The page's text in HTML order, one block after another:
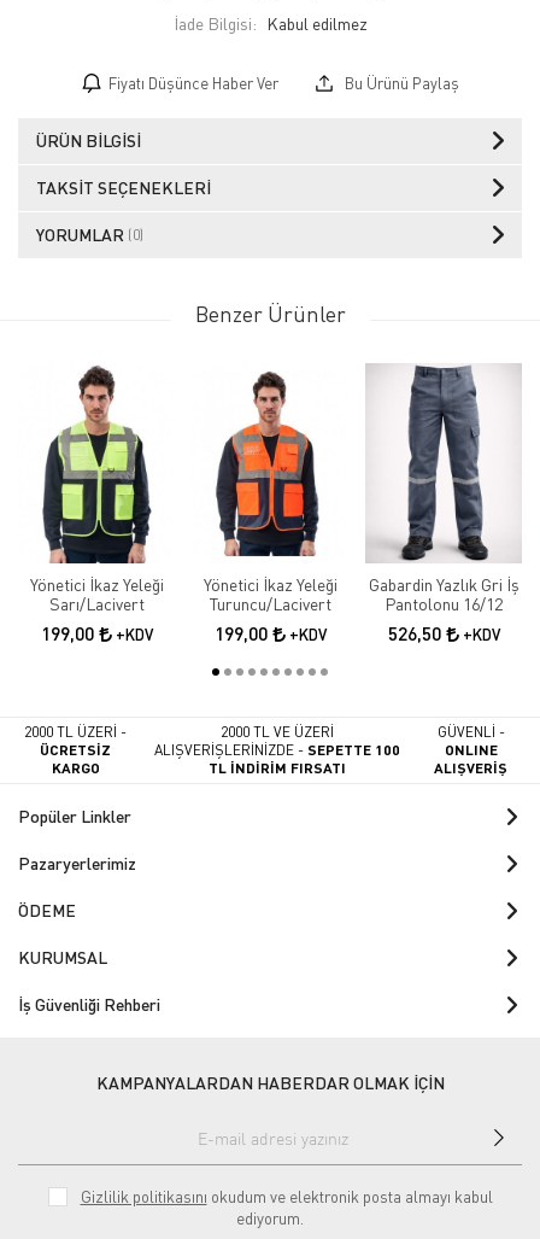
İade Bilgisi:
Fiyatı Düşünce Haber Ver Bu Ürünü Paylaş
ÜRÜN BILGISI
TAKSIT SEÇENEKLERI
YORUMLAR (0)
Benzer Ürünler
Yönetici İkaz Yeleği
Sarı/Lacivert
199,00 +KDV
Yönetici İkaz Yeleği
Turuncu/Lacivert
199,00 +KDV
Gabardin Yazlık Gri İş
Pantolonu 16/12
526,50 +KDV
2000 TL ÜZERİ -
ÜCRETSİZ
KARGO
2000 TL VE ÜZERİ
ALIŞVERİŞLERİNİZDE -SEPETTE 100
TL İNDİRİM FIRSATI
GÜVENLİ -
ONLINE
ALIŞVERİŞ
Popüler Linkler
Pazaryerlerimiz
ÖDEME
KURUMSAL
İş Güvenliği Rehberi
KAMPANYALARDAN HABERDAR OLMAK İÇİN
Gizlilik politikasını okudum ve elektronik posta almayı kabul
ediyorum.